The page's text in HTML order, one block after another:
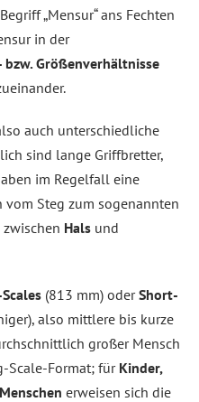
„Mensur“ ans Fechten
in der
bzw. Größenverhältnisse
auch unterschiedliche
sind lange Griffbretter,
im Regelfall eine
Steg zum sogenannten
zwischen Hals und
(813 mm) oderShort-
also mittlere bis kurze
großer Mensch
Scale-Format; für Kinder,
erweisen sich die